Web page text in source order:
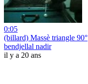
0:05
(billard) Massè triangle 90°
bendjellal nadir
il y a 20 ans